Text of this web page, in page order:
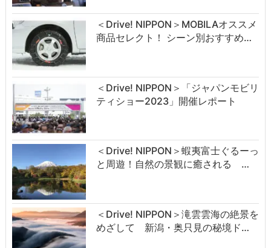
＜Drive! NIPPON＞MOBILAオススメ
商品セレクト！ シーン別おすすめ…
＜Drive! NIPPON＞「ジャパンモビリ
ティショー2023」開催レポート
＜Drive! NIPPON＞蝦夷富士ぐるーっ
と周遊！自然の景観に癒される …
＜Drive! NIPPON＞滝雲雲海の絶景を
めざして 新潟・奥只見の秘境ド…